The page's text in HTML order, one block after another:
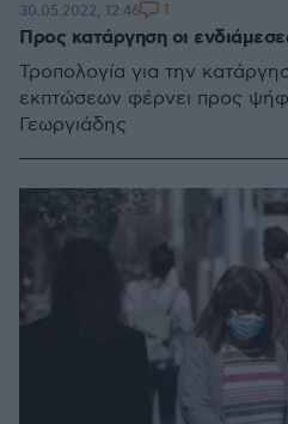
Προς κατάργηση οι
Τροπολογία για την
εκπτώσεων φέρνει προς
Γεωργιάδης
30.05.2022, 12:46 1